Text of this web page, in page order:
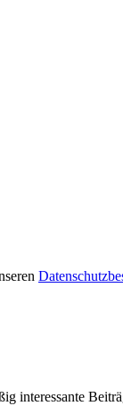
interessante